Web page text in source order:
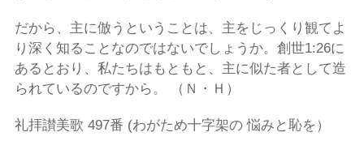
だから、主に倣うということは、主をじっくり観てよ
り深く知ることなのではないでしょうか。創世1:26に
あるとおり、私たちはもともと、主に似た者として造
られているのですから。 （Ｎ・Ｈ）
礼拝讃美歌 497番 (わがため十字架の 悩みと恥を）